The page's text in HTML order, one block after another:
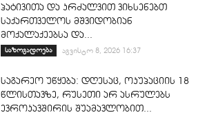
პატივითა და კრძალვით ვიხსენებთ
საქართველოს მშვიდობიან
მოქალაქეებსა და...
საზოგადოება აგვისტო 8, 2026 16:37
საგარეო უწყება: დღესაც, ოკუპაციის 18
წლისთავზე, რუსეთი არ ასრულებს
ევროკავშირის შუამავლობით...